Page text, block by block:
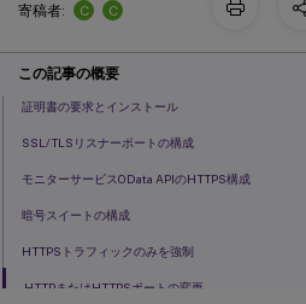
寄稿者:
C C
この記事の概要
証明書の要求とインストール
SSL/TLSリスナーポートの構成
モニターサービスOData APIのHTTPS構成
暗号スイートの構成
HTTPSトラフィックのみを強制
HTTPまたはHTTPSポートの変更